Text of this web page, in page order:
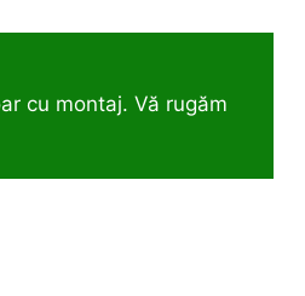
cu montaj. Vă rugăm